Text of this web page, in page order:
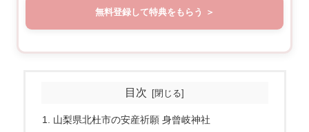
無料登録して特典をもらう
目次
山梨県北杜市の安産祈願 身曾岐神社